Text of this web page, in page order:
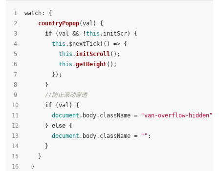
watch: {
countryPopup(val ) {
if (val && !this . initScr) {
this .$nextTick( () => {
this .initScroll();
this .getHeight();
        });
      }
//防止滚动穿透
if (val) {
document . body. className = "van-overflow-hidden"
      }
else {
document . body. className = "" ;
      }
    }
  }